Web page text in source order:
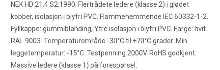
NEK HD 21.4 S2:1990: Flertrådete ledere (klasse 2) i glødet
kobber, isolasjon i blyfri PVC. Flammehemmende IEC 60332-1-2.
Fyllkappe: gummiblanding, Ytre isolasjon i blyfri PVC. Farge: hvit.
RAL 9003. Temperaturområde -30°C til +70°C grader. Min.
leggetemperatur: -15°C. Testpenning 2000V. RoHS godkjent.
Massive ledere (klasse 1) på forespørsel.